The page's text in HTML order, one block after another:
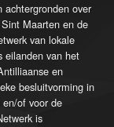
over
Maarten en de
van lokale
eilanden van het
en
besluitvorming in
of voor de
is